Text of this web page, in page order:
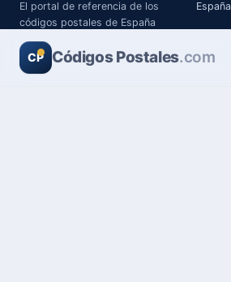
El portal de referencia de los
códigos postales de España
España
CP Códigos Postales.com